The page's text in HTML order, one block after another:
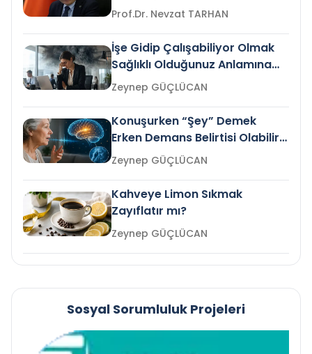
Prof.Dr. Nevzat TARHAN
İşe Gidip Çalışabiliyor Olmak
Sağlıklı Olduğunuz Anlamına
Gelir mi?Zeynep GÜÇLÜCAN
Konuşurken “Şey” Demek
Erken Demans Belirtisi Olabilir
mi?
Zeynep GÜÇLÜCAN
Kahveye Limon Sıkmak
Zayıflatır mı?
Zeynep GÜÇLÜCAN
Sosyal Sorumluluk Projeleri